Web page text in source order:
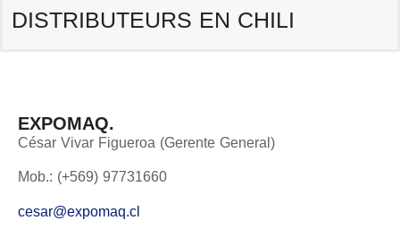
DISTRIBUTEURS EN CHILI
EXPOMAQ.
César Vivar Figueroa (Gerente General)
Mob.: (+569) 97731660
cesar@expomaq.cl